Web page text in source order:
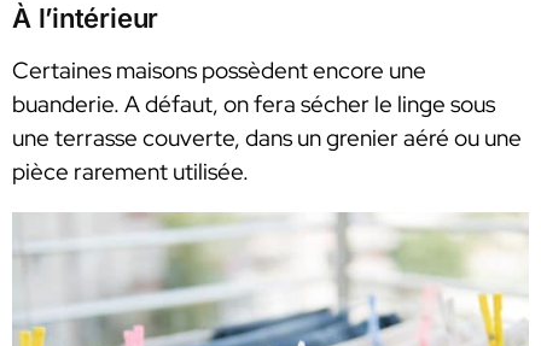
À l’intérieur
Certaines maisons possèdent encore une
buanderie. A défaut, on fera sécher le linge sous
une terrasse couverte, dans un grenier aéré ou une
pièce rarement utilisée.